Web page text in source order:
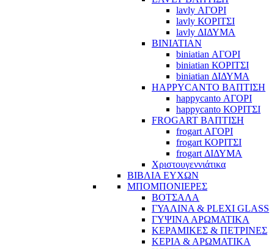
lavly ΑΓΟΡΙ
lavly ΚΟΡΙΤΣΙ
lavly ΔΙΔΥΜΑ
BINIATIAN
biniatian ΑΓΟΡΙ
biniatian ΚΟΡΙΤΣΙ
biniatian ΔΙΔΥΜΑ
HAPPYCANTO ΒΑΠΤΙΣΗ
happycanto ΑΓΟΡΙ
happycanto ΚΟΡΙΤΣΙ
FROGART ΒΑΠΤΙΣΗ
frogart ΑΓΟΡΙ
frogart ΚΟΡΙΤΣΙ
frogart ΔΙΔΥΜΑ
Χριστουγεννιάτικα
ΒΙΒΛΙΑ ΕΥΧΩΝ
ΜΠΟΜΠΟΝΙΕΡΕΣ
ΒΟΤΣΑΛΑ
ΓΥΑΛΙΝΑ & PLEXI GLASS
ΓΥΨΙΝΑ ΑΡΩΜΑΤΙΚΑ
ΚΕΡΑΜΙΚΕΣ & ΠΕΤΡΙΝΕΣ
ΚΕΡΙΑ & ΑΡΩΜΑΤΙΚΑ